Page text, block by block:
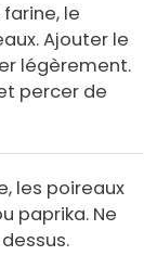
le
Ajouter le
légèrement.
percer de
les poireaux
paprika. Ne